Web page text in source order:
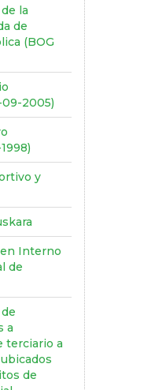
la
de
(BOG
09-2005)
y
Interno
de
a
terciario a
de